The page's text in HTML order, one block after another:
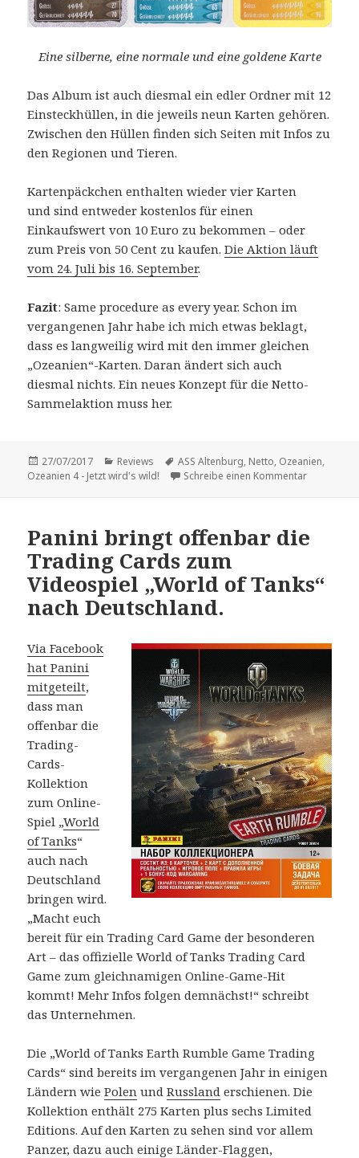
Eine silberne, eine normale und eine goldene Karte
Das Album ist auch diesmal ein edler Ordner mit 12
Einsteckhüllen, in die jeweils neun Karten gehören.
Zwischen den Hüllen finden sich Seiten mit Infos zu
den Regionen und Tieren.
Kartenpäckchen enthalten wieder vier Karten
und sind entweder kostenlos für einen
Einkaufswert von 10 Euro zu bekommen – oder
zum Preis von 50 Cent zu kaufen.Die Aktion läuft
vom 24. Juli bis 16. September.
Fazit: Same procedure as every year. Schon im
vergangenen Jahr habe ich mich etwas beklagt,
dass es langweilig wird mit den immer gleichen
„Ozeanien“-Karten. Daran ändert sich auch
diesmal nichts. Ein neues Konzept für die Netto-
Sammelaktion muss her.
Veröffentlicht
am
27/07/2017 Kategorien
Reviews Schlagwörter
ASS Altenburg, Netto, Ozeanien,
Ozeanien 4 - Jetzt wird's wild!
Schreibe einen Kommentarzu
Panini bringt offenbar die
Trading Cards zum
Videospiel „World of Tanks“
nach Deutschland.
Via Facebook
hat Panini
mitgeteilt,
dass man
offenbar die
Trading-
Cards-
Kollektion
zum Online-
Spiel „World
of Tanks“
auch nach
Deutschland
bringen wird.
„Macht euch
bereit für ein Trading Card Game der besonderen
Art – das offizielle World of Tanks Trading Card
Game zum gleichnamigen Online-Game-Hit
kommt! Mehr Infos folgen demnächst!“ schreibt
das Unternehmen.
Die „World of Tanks Earth Rumble Game Trading
Cards“ sind bereits im vergangenen Jahr in einigen
Ländern wiePolen undRussland erschienen. Die
Kollektion enthält 275 Karten plus sechs Limited
Editions. Auf den Karten zu sehen sind vor allem
Panzer, dazu auch einige Länder-Flaggen,